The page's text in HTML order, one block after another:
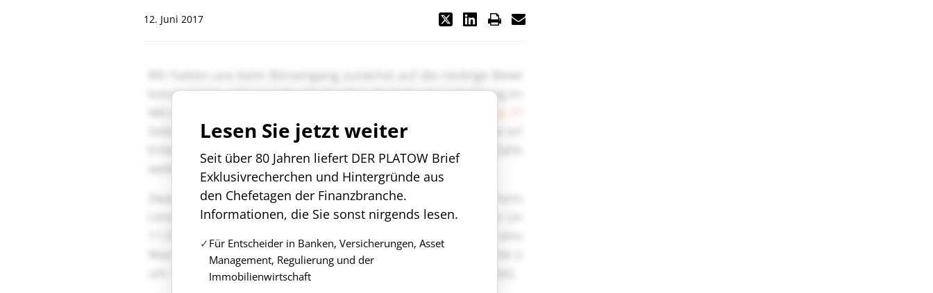
12. Juni 2017
Lesen Sie jetzt weiter
Seit über 80 Jahren liefert DER PLATOW Brief
Exklusivrecherchen und Hintergründe aus
den Chefetagen der Finanzbranche.
Informationen, die Sie sonst nirgends lesen.
Für Entscheider in Banken, Versicherungen, Asset
Management, Regulierung und der
Immobilienwirtschaft